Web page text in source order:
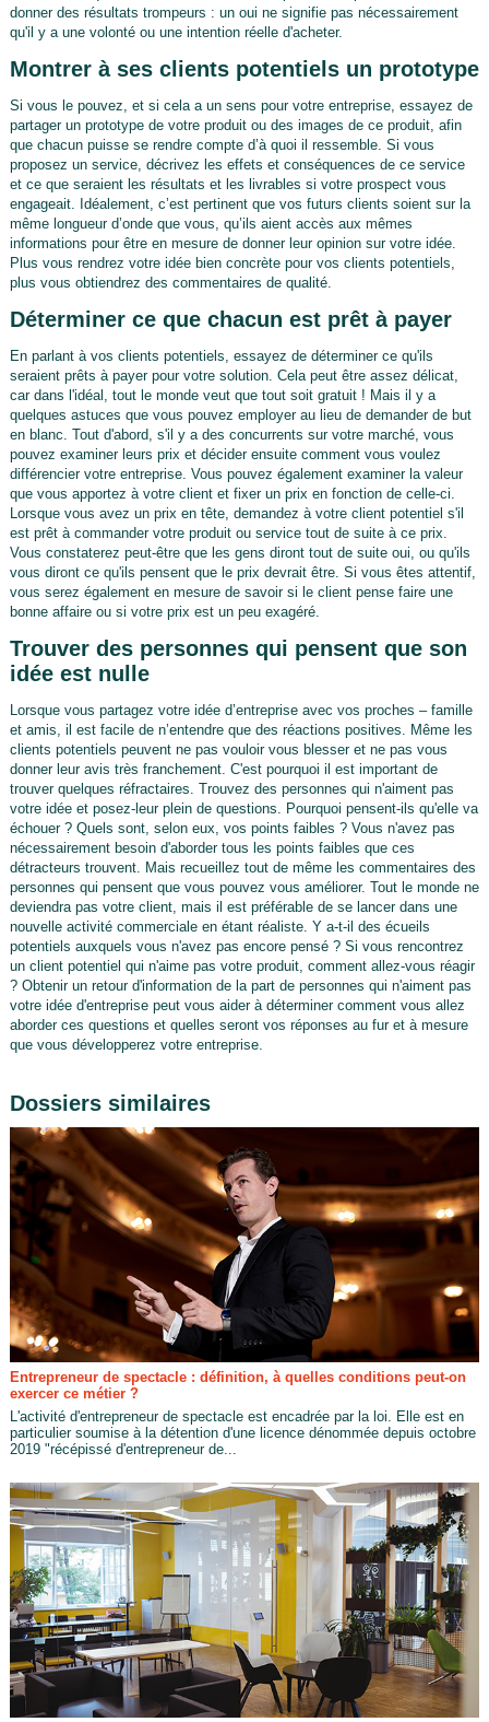
donner des résultats trompeurs : un oui ne signifie pas nécessairement
qu'il y a une volonté ou une intention réelle d'acheter.
Montrer à ses clients potentiels un prototype
Si vous le pouvez, et si cela a un sens pour votre entreprise, essayez de
partager un prototype de votre produit ou des images de ce produit, afin
que chacun puisse se rendre compte d’à quoi il ressemble. Si vous
proposez un service, décrivez les effets et conséquences de ce service
et ce que seraient les résultats et les livrables si votre prospect vous
engageait. Idéalement, c’est pertinent que vos futurs clients soient sur la
même longueur d’onde que vous, qu’ils aient accès aux mêmes
informations pour être en mesure de donner leur opinion sur votre idée.
Plus vous rendrez votre idée bien concrète pour vos clients potentiels,
plus vous obtiendrez des commentaires de qualité.
Déterminer ce que chacun est prêt à payer
En parlant à vos clients potentiels, essayez de déterminer ce qu'ils
seraient prêts à payer pour votre solution. Cela peut être assez délicat,
car dans l'idéal, tout le monde veut que tout soit gratuit ! Mais il y a
quelques astuces que vous pouvez employer au lieu de demander de but
en blanc. Tout d'abord, s'il y a des concurrents sur votre marché, vous
pouvez examiner leurs prix et décider ensuite comment vous voulez
différencier votre entreprise. Vous pouvez également examiner la valeur
que vous apportez à votre client et fixer un prix en fonction de celle-ci.
Lorsque vous avez un prix en tête, demandez à votre client potentiel s'il
est prêt à commander votre produit ou service tout de suite à ce prix.
Vous constaterez peut-être que les gens diront tout de suite oui, ou qu'ils
vous diront ce qu'ils pensent que le prix devrait être. Si vous êtes attentif,
vous serez également en mesure de savoir si le client pense faire une
bonne affaire ou si votre prix est un peu exagéré.
Trouver des personnes qui pensent que son
idée est nulle
Lorsque vous partagez votre idée d’entreprise avec vos proches – famille
et amis, il est facile de n’entendre que des réactions positives. Même les
clients potentiels peuvent ne pas vouloir vous blesser et ne pas vous
donner leur avis très franchement. C'est pourquoi il est important de
trouver quelques réfractaires. Trouvez des personnes qui n'aiment pas
votre idée et posez-leur plein de questions. Pourquoi pensent-ils qu'elle va
échouer ? Quels sont, selon eux, vos points faibles ? Vous n'avez pas
nécessairement besoin d'aborder tous les points faibles que ces
détracteurs trouvent. Mais recueillez tout de même les commentaires des
personnes qui pensent que vous pouvez vous améliorer. Tout le monde ne
deviendra pas votre client, mais il est préférable de se lancer dans une
nouvelle activité commerciale en étant réaliste. Y a-t-il des écueils
potentiels auxquels vous n'avez pas encore pensé ? Si vous rencontrez
un client potentiel qui n'aime pas votre produit, comment allez-vous réagir
? Obtenir un retour d'information de la part de personnes qui n'aiment pas
votre idée d'entreprise peut vous aider à déterminer comment vous allez
aborder ces questions et quelles seront vos réponses au fur et à mesure
que vous développerez votre entreprise.
Dossiers similaires
Entrepreneur de spectacle : définition, à quelles conditions peut-on
exercer ce métier ?
L'activité d'entrepreneur de spectacle est encadrée par la loi. Elle est en
particulier soumise à la détention d'une licence dénommée depuis octobre
2019 "récépissé d'entrepreneur de...